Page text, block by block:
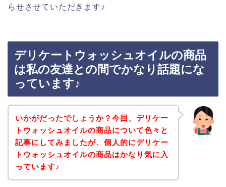
らせさせていただきます♪
デリケートウォッシュオイルの商品
は私の友達との間でかなり話題にな
っています♪
いかがだったでしょうか？今回、デリケー
トウォッシュオイルの商品について色々と
記事にしてみましたが、個人的にデリケー
トウォッシュオイルの商品はかなり気に入
っています♪